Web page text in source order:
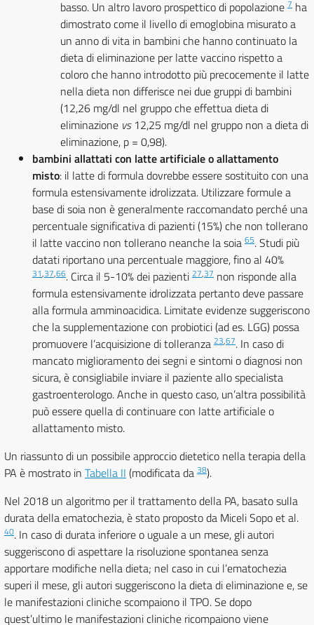
basso. Un altro lavoro prospettico di popolazione 7 ha
dimostrato come il livello di emoglobina misurato a
un anno di vita in bambini che hanno continuato la
dieta di eliminazione per latte vaccino rispetto a
coloro che hanno introdotto più precocemente il latte
nella dieta non differisce nei due gruppi di bambini
(12,26 mg/dl nel gruppo che effettua dieta di
eliminazione vs12,25 mg/dl nel gruppo non a dieta di
eliminazione, p = 0,98).
bambini allattati con latte artificiale o allattamento
misto: il latte di formula dovrebbe essere sostituito con una
formula estensivamente idrolizzata. Utilizzare formule a
base di soia non è generalmente raccomandato perché una
percentuale significativa di pazienti (15%) che non tollerano
il latte vaccino non tollerano neanche la soia 65. Studi più
datati riportano una percentuale maggiore, fino al 40%
31,37,66. Circa il 5-10% dei pazienti 27,37 non risponde alla
formula estensivamente idrolizzata pertanto deve passare
alla formula amminoacidica. Limitate evidenze suggeriscono
che la supplementazione con probiotici (ad es. LGG) possa
promuovere l’acquisizione di tolleranza 23,67. In caso di
mancato miglioramento dei segni e sintomi o diagnosi non
sicura, è consigliabile inviare il paziente allo specialista
gastroenterologo. Anche in questo caso, un’altra possibilità
può essere quella di continuare con latte artificiale o
allattamento misto.
Un riassunto di un possibile approccio dietetico nella terapia della
PA è mostrato in Tabella II (modificata da 38).
Nel 2018 un algoritmo per il trattamento della PA, basato sulla
durata della ematochezia, è stato proposto da Miceli Sopo et al.
40. In caso di durata inferiore o uguale a un mese, gli autori
suggeriscono di aspettare la risoluzione spontanea senza
apportare modifiche nella dieta; nel caso in cui l’ematochezia
superi il mese, gli autori suggeriscono la dieta di eliminazione e, se
le manifestazioni cliniche scompaiono il TPO. Se dopo
quest’ultimo le manifestazioni cliniche ricompaiono viene